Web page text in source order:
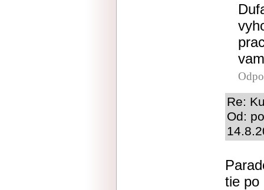
Re:
Od:
tie po